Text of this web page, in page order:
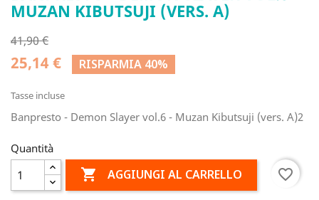
MUZAN KIBUTSUJI (VERS. A)
41,90 €
25,14 € RISPARMIA 40%
Tasse incluse
Banpresto - Demon Slayer vol.6 - Muzan Kibutsuji (vers. A)2
Quantità
 AGGIUNGI AL CARRELLO favorite_border